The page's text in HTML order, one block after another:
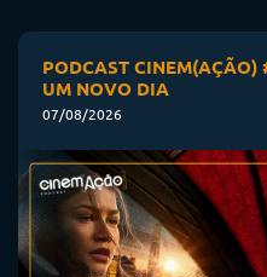
PODCAST
UM NOVO DIA
07/08/2026